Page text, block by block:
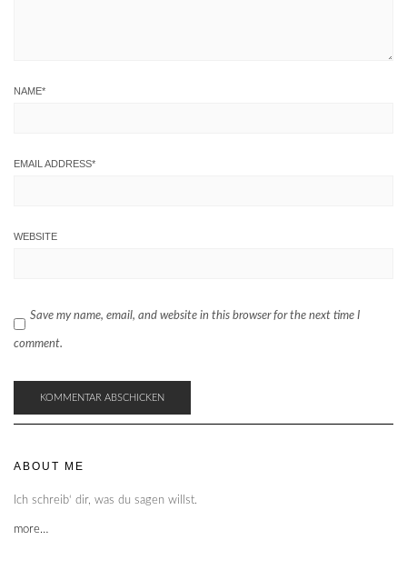
NAME*
EMAIL ADDRESS*
WEBSITE
Save my name, email, and website in this browser for the next time I
comment.
ABOUT ME
Ich schreib‘ dir, was du sagen willst.
more…